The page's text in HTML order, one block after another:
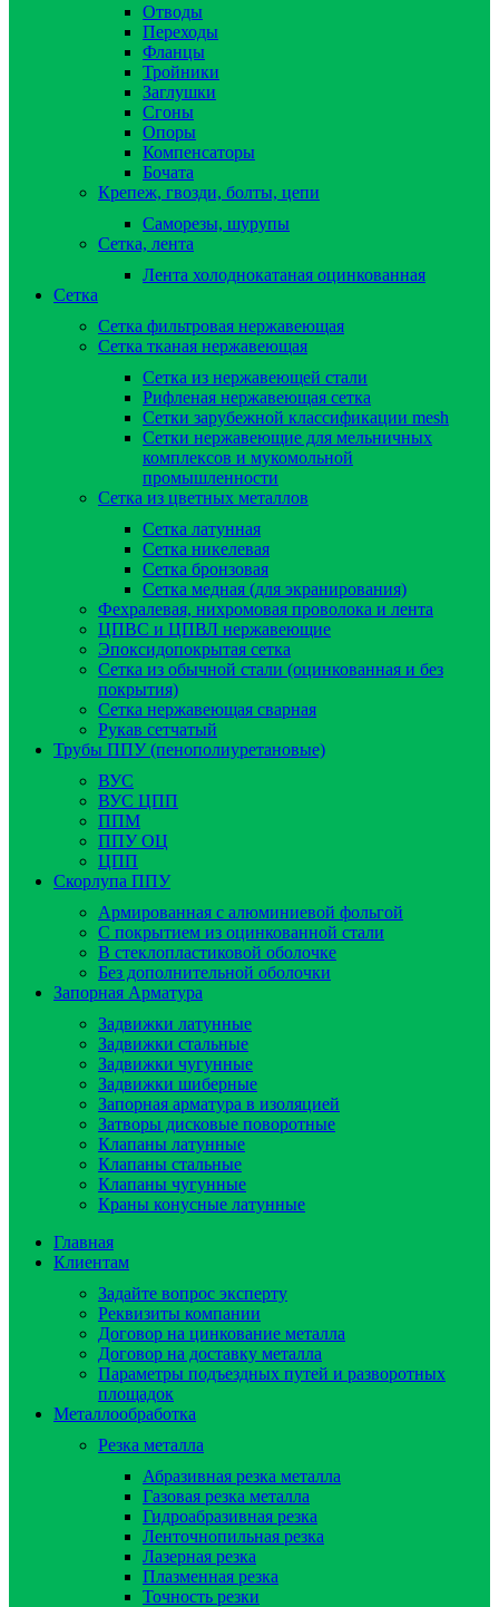
Отводы
Переходы
Фланцы
Тройники
Заглушки
Сгоны
Опоры
Компенсаторы
Бочата
Крепеж, гвозди, болты, цепи
Саморезы, шурупы
Сетка, лента
Лента холоднокатаная оцинкованная
Сетка
Сетка фильтровая нержавеющая
Сетка тканая нержавеющая
Сетка из нержавеющей стали
Рифленая нержавеющая сетка
Сетки зарубежной классификации mesh
Сетки нержавеющие для мельничных
комплексов и мукомольной
промышленности
Сетка из цветных металлов
Сетка латунная
Сетка никелевая
Сетка бронзовая
Сетка медная (для экранирования)
Фехралевая, нихромовая проволока и лента
ЦПВС и ЦПВЛ нержавеющие
Эпоксидопокрытая сетка
Сетка из обычной стали (оцинкованная и без
покрытия)
Сетка нержавеющая сварная
Рукав сетчатый
Трубы ППУ (пенополиуретановые)
ВУС
ВУС ЦПП
ППМ
ППУ ОЦ
ЦПП
Скорлупа ППУ
Армированная с алюминиевой фольгой
C покрытием из оцинкованной стали
В стеклопластиковой оболочке
Без дополнительной оболочки
Запорная Арматура
Задвижки латунные
Задвижки стальные
Задвижки чугунные
Задвижки шиберные
Запорная арматура в изоляцией
Затворы дисковые поворотные
Клапаны латунные
Клапаны стальные
Клапаны чугунные
Краны конусные латунные
Главная
Клиентам
Задайте вопрос эксперту
Реквизиты компании
Договор на цинкование металла
Договор на доставку металла
Параметры подъездных путей и разворотных
площадок
Металлообработка
Резка металла
Абразивная резка металла
Газовая резка металла
Гидроaбразивная резка
Ленточнопильная резка
Лазерная резка
Плазменная резка
Точность резки